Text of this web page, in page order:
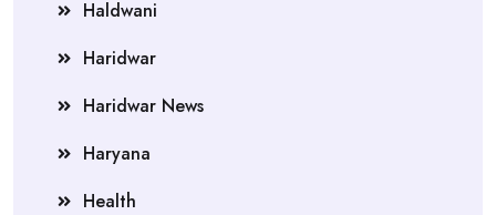
Haldwani
Haridwar
Haridwar News
Haryana
Health